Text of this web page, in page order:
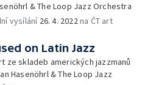
& The Loop Jazz Orchestra
vysílání 26. 4. 2022na ČT art
on Latin Jazz
ze skladeb amerických jazzmanů
Hasenöhrl & The Loop Jazz